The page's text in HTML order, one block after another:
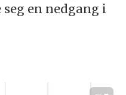
en nedgang i